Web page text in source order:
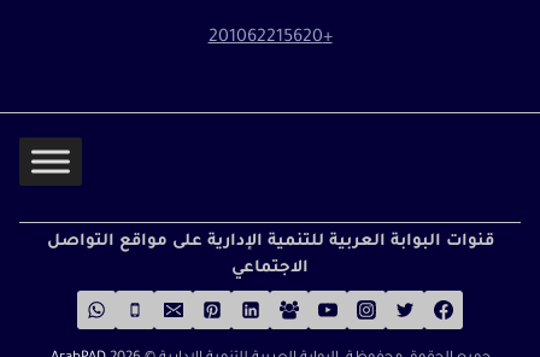
+201062215620
قنوات البوابة العربية للتنمية الإدارية على مواقع التواصل
الاجتماعي